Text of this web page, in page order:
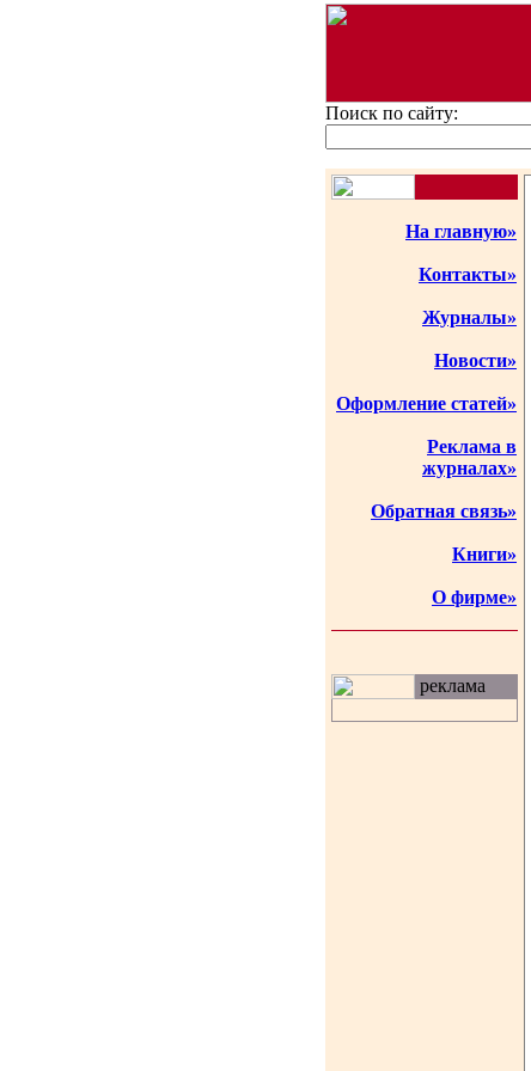
Поиск по сайту:
На главную»
Контакты»
Журналы»
Новости»
Оформление статей»
Реклама в
журналах»
Обратная связь»
Книги»
О фирме»
реклама